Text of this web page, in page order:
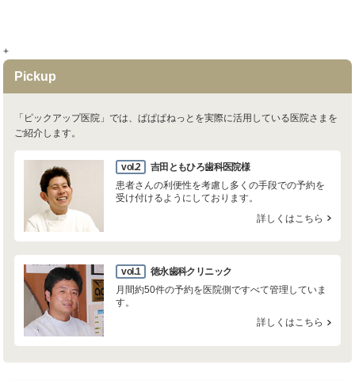
+
Pickup
「ピックアップ医院」では、ぱぱぱねっとを実際に活用している医院さまを
ご紹介します。
vol.2
吉田ともひろ歯科医院様
患者さんの利便性を考慮し多くの手段での予約を
受け付けるようにしております。
詳しくはこちら
vol.1
徳永歯科クリニック
月間約50件の予約を医院側ですべて管理していま
す。
詳しくはこちら